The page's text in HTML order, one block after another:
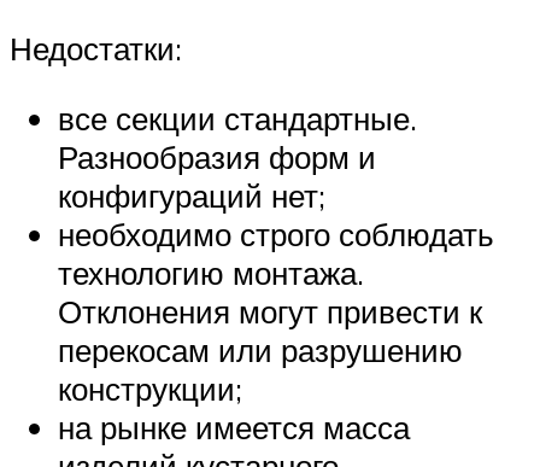
Недостатки:
все секции стандартные.
Разнообразия форм и
конфигураций нет;
необходимо строго соблюдать
технологию монтажа.
Отклонения могут привести к
перекосам или разрушению
конструкции;
на рынке имеется масса